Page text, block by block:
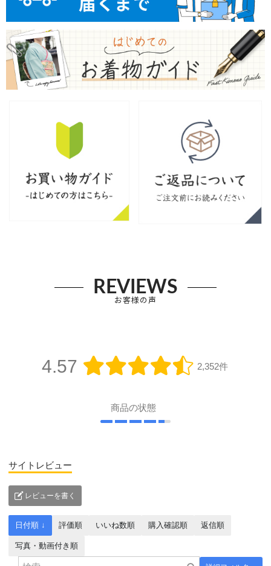
REVIEWS
お客様の声
4.57 2,352件
商品の状態
サイトレビュー
レビューを書く
日付順 ↓ 評価順 いいね数順 購入確認順 返信順
写真・動画付き順